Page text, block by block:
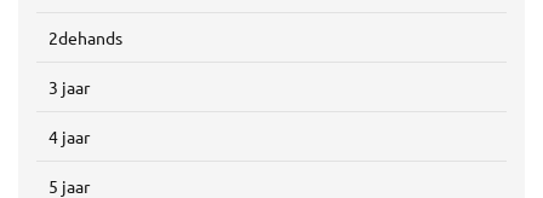
2dehands
3 jaar
4 jaar
5 jaar